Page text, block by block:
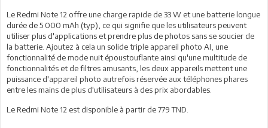
Le Redmi Note 12 offre une charge rapide de 33 W et une batterie longue
durée de 5 000 mAh (typ), ce qui signifie que les utilisateurs peuvent
utiliser plus d'applications et prendre plus de photos sans se soucier de
la batterie. Ajoutez à cela un solide triple appareil photo AI, une
fonctionnalité de mode nuit époustouflante ainsi qu'une multitude de
fonctionnalités et de filtres amusants, les deux appareils mettent une
puissance d'appareil photo autrefois réservée aux téléphones phares
entre les mains de plus d'utilisateurs à des prix abordables.
Le Redmi Note 12 est disponible à partir de 779 TND.